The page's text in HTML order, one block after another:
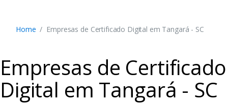
Home Empresas de Certificado Digital em Tangará - SC
Empresas de Certificado
Digital em Tangará - SC